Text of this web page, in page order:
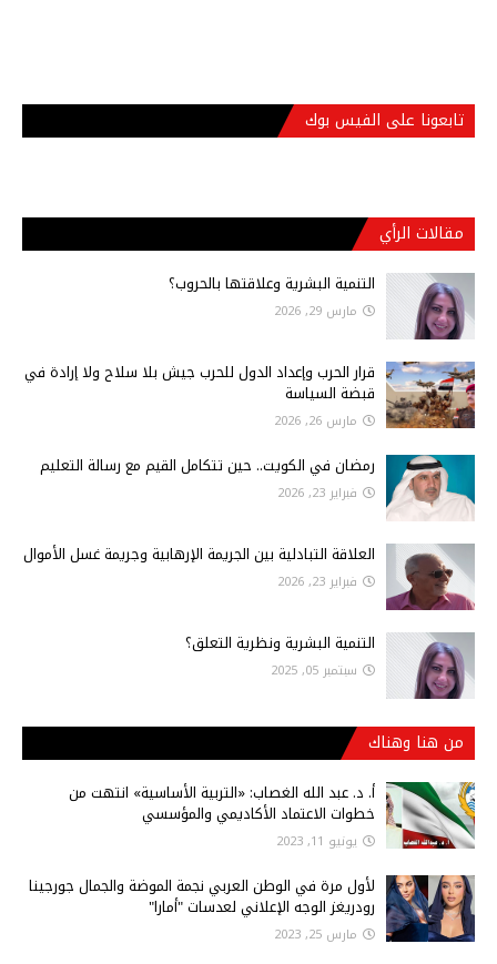
تابعونا على الفيس بوك
مقالات الرأي
التنمية البشرية وعلاقتها بالحروب؟
مارس 29, 2026
قرار الحرب وإعداد الدول للحرب جيش بلا سلاح ولا إرادة في
قبضة السياسة
مارس 26, 2026
رمضان في الكويت.. حين تتكامل القيم مع رسالة التعليم
فبراير 23, 2026
العلاقة التبادلية بين الجريمة الإرهابية وجريمة غسل الأموال
فبراير 23, 2026
التنمية البشرية ونظرية التعلق؟
سبتمبر 05, 2025
من هنا وهناك
أ‌. د. عبد الله الغصاب: «التربية الأساسية» انتهت من
خطوات الاعتماد الأكاديمي والمؤسسي
يونيو 11, 2023
لأول مرة في الوطن العربي نجمة الموضة والجمال جورجينا
رودريغز الوجه الإعلاني لعدسات "أمارا"
مارس 25, 2023